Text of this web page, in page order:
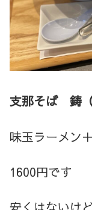
支那そば 鋳
味玉ラーメン
1600円です